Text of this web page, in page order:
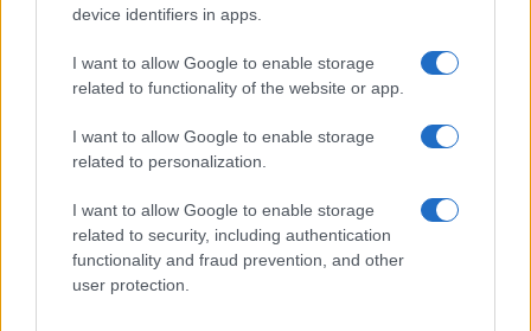
device identifiers in apps.
I want to allow Google to enable storage
related to functionality of the website or app.
I want to allow Google to enable storage
related to personalization.
I want to allow Google to enable storage
related to security, including authentication
functionality and fraud prevention, and other
user protection.
Στο νέο πλαίσιο επιτρέπονται αλλαγές αγορών μέσα
στον ίδιο κορμό, καθώς και αμοιβαίες αλλαγές μεταξύ
πωλητών.
Οι ρυθμίσεις για άδειες και προκηρύξεις
κατάργηση της διαδικασίας ανανέωσης των αδειών.
Παράλληλα, στις νέες προκηρύξεις αδειών προβλέπεται
ποσοστό 50% για επαγγελματικές και 50% για